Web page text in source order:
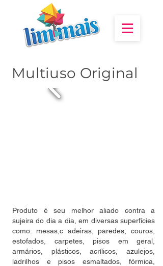
Multiuso Original
Produto é seu melhor aliado contra a
sujeira do dia a dia, em diversas superfícies
como: mesas,c adeiras, paredes, couros,
estofados, carpetes, pisos em geral,
armários, plásticos, acrílicos, azulejos,
ladrilhos e pisos esmaltados, fórmica,